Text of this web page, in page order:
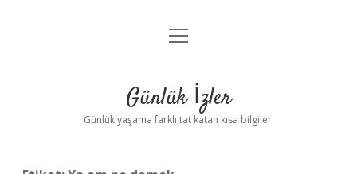
Anasayfa
Yasal Uyarı
menüyü
Günlük İzler
Günlük yaşama farklı tat katan kısa bilgiler.